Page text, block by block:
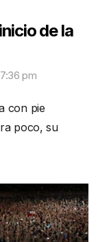
de la
pm
con pie
poco, su